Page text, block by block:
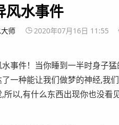
风水事件
师 2020年07月16日 11:55
水事件！当你睡到一半时身子
了一种能让我们做梦的神经,我
所以,有什么东西出现你也没看